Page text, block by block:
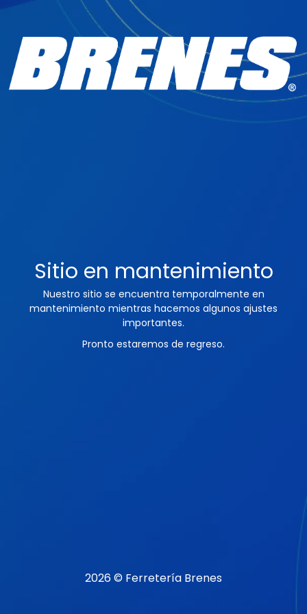
Sitio en mantenimiento
Nuestro sitio se encuentra temporalmente en
mantenimiento mientras hacemos algunos ajustes
importantes.
Pronto estaremos de regreso.
2026 © Ferretería Brenes